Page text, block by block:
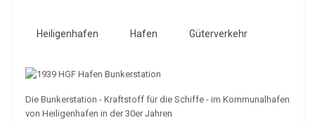
Heiligenhafen Hafen Güterverkehr
Die Bunkerstation - Kraftstoff für die Schiffe - im Kommunalhafen
von Heiligenhafen in der 30er Jahren